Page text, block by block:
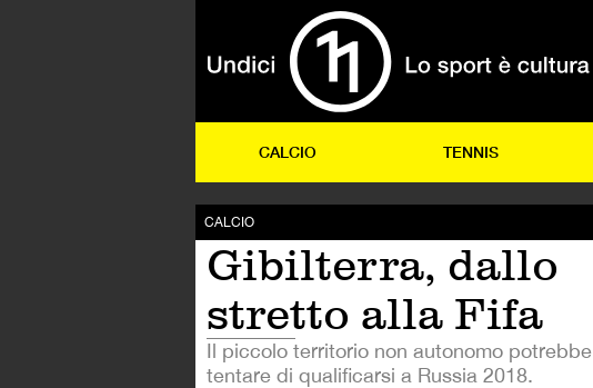
CALCIO TENNIS
CALCIO
Gibilterra, dallo
stretto alla Fifa
Il piccolo territorio non autonomo potrebbe
tentare di qualificarsi a Russia 2018.